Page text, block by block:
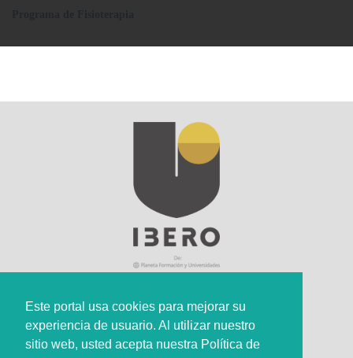
Este portal usa cookies para mejorar su
experiencia de usuario. Al utilizar nuestro
sitio web, usted acepta nuestra Política de
Sede Principal
Calle 67 #5-27; Bogotá, Colombia.